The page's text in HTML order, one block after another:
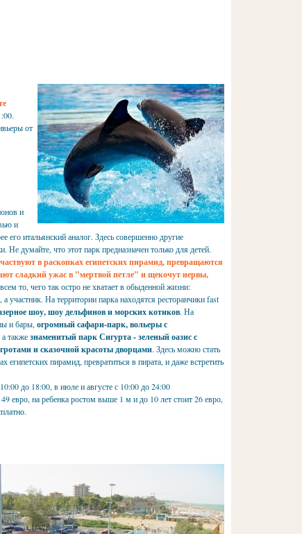
от
и
и
его итальянский аналог. Здесь совершенно другие
Не думайте, что этот парк предназначен только для детей.
в раскопках египетских пирамид, превращаются
сладкий ужас в "мертвой петле" и щекочут нервы,
то, чего так остро не хватает в обыденной жизни:
На территории парка находятся ресторанчики fast
шоу, шоу дельфинов и морских котиков. На
и бары, огромный сафари-парк, вольеры с
а такжезнаменитый парк Сигурта - зеленый оазис с
и сказочной красоты дворцами. Здесь можно стать
египетских пирамид, превратиться в пирата, и даже встретить
до 18:00, в июле и августе с 10:00 до 24:00
евро, на ребенка ростом выше 1 м и до 10 лет стоит 26 евро,